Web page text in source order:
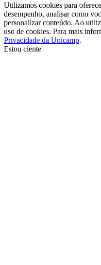
Utilizamos cookies para
desempenho, analisar como
personalizar conteúdo. Ao
uso de cookies. Para mais
Privacidade da Unicamp.
Estou ciente